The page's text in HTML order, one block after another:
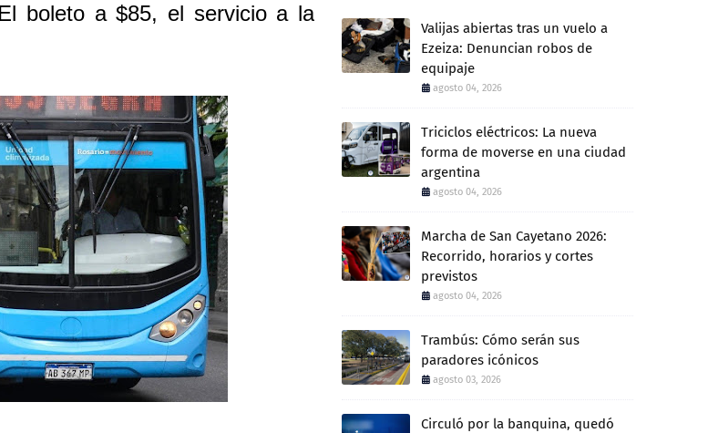
boleto a $85, el servicio a la
Valijas abiertas tras un vuelo a
Ezeiza: Denuncian robos de
equipaje
agosto 04, 2026
Triciclos eléctricos: La nueva
forma de moverse en una ciudad
argentina
agosto 04, 2026
Marcha de San Cayetano 2026:
Recorrido, horarios y cortes
previstos
agosto 04, 2026
Trambús: Cómo serán sus
paradores icónicos
agosto 03, 2026
Circuló por la banquina, quedó